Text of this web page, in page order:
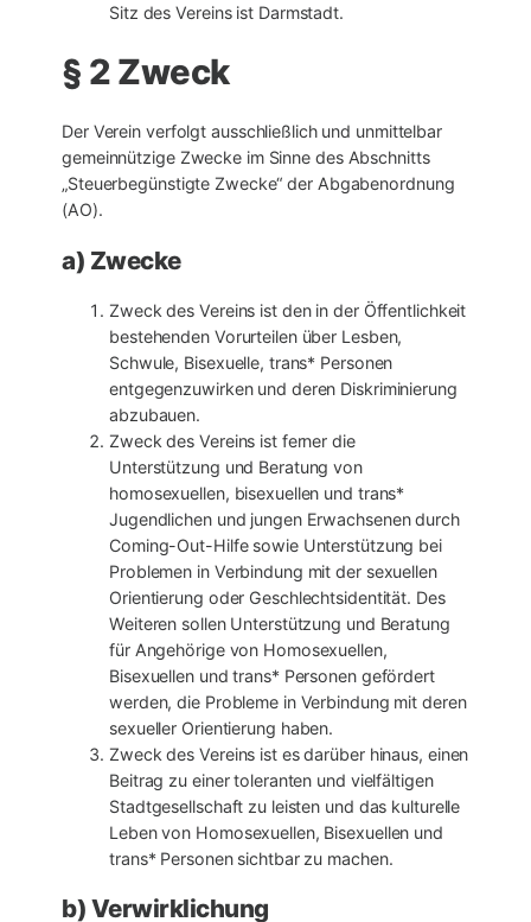
Sitz des Vereins ist Darmstadt.
§ 2 Zweck
Der Verein verfolgt ausschließlich und unmittelbar
gemeinnützige Zwecke im Sinne des Abschnitts
„Steuerbegünstigte Zwecke“ der Abgabenordnung
(AO).
a) Zwecke
Zweck des Vereins ist den in der Öffentlichkeit
bestehenden Vorurteilen über Lesben,
Schwule, Bisexuelle, trans* Personen
entgegenzuwirken und deren Diskriminierung
abzubauen.
Zweck des Vereins ist ferner die
Unterstützung und Beratung von
homosexuellen, bisexuellen und trans*
Jugendlichen und jungen Erwachsenen durch
Coming-Out-Hilfe sowie Unterstützung bei
Problemen in Verbindung mit der sexuellen
Orientierung oder Geschlechtsidentität. Des
Weiteren sollen Unterstützung und Beratung
für Angehörige von Homosexuellen,
Bisexuellen und trans* Personen gefördert
werden, die Probleme in Verbindung mit deren
sexueller Orientierung haben.
Zweck des Vereins ist es darüber hinaus, einen
Beitrag zu einer toleranten und vielfältigen
Stadtgesellschaft zu leisten und das kulturelle
Leben von Homosexuellen, Bisexuellen und
trans* Personen sichtbar zu machen.
b) Verwirklichung